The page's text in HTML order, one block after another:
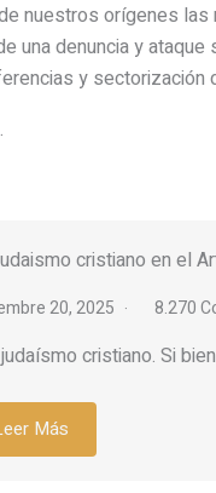
nuestros orígenes
una denuncia y
y
cristiano en el
20, 2025 8.270
cristiano. Si
Más